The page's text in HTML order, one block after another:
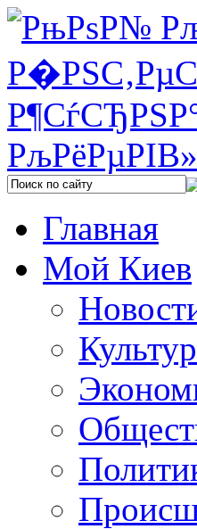
Главная
Мой Киев